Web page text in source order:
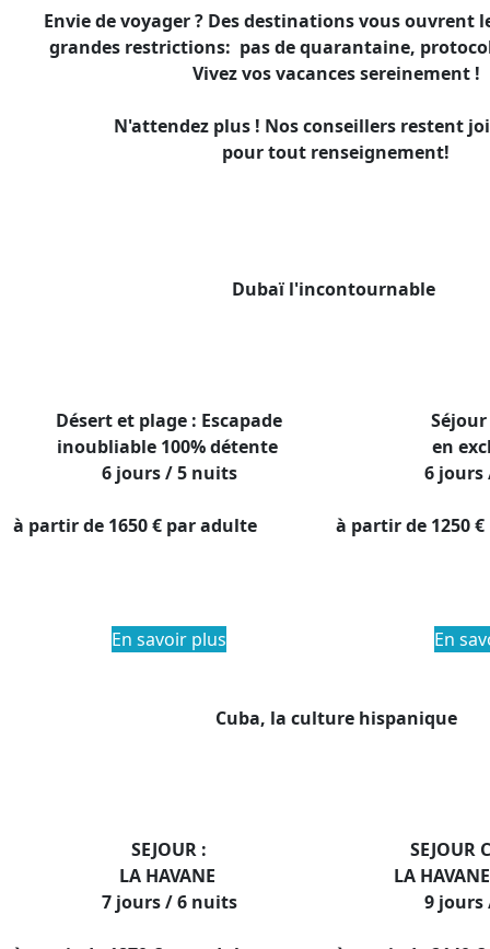
Envie de voyager ? Des destinations vous ouvrent
grandes restrictions: pas de quarantaine,
Vivez vos vacances sereinement !
N'attendez plus ! Nos conseillers restent
pour tout renseignement!
Dubaï l'incontournable
Désert et plage : Escapade
inoubliable 100% détente
6 jours / 5 nuits
à partir de 1650 € par adulte
En savoir plus
en
6 jours
à partir de 1250 €
En
Cuba, la culture hispanique
SEJOUR :
LA HAVANE
7 jours / 6 nuits
SEJOUR
LA
9 jours